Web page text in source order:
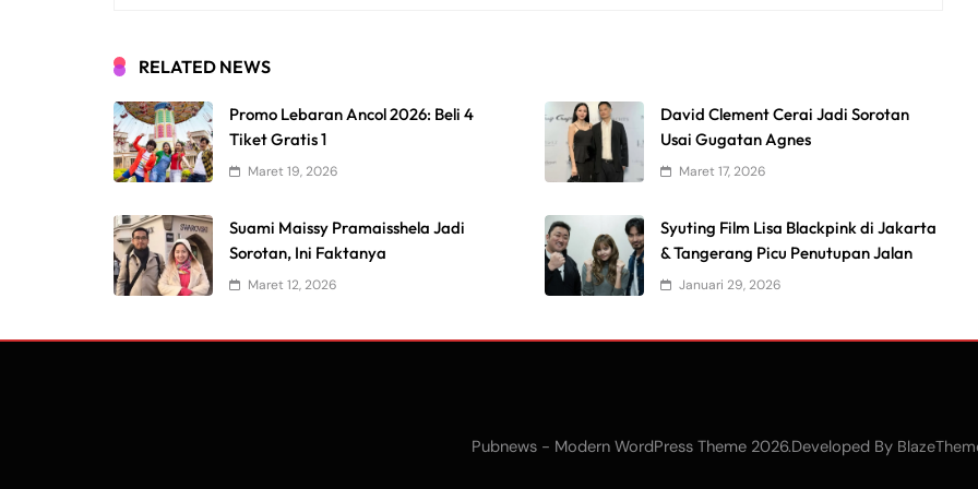
RELATED NEWS
Promo Lebaran Ancol 2026: Beli 4
Tiket Gratis 1
Maret 19, 2026
David Clement Cerai Jadi Sorotan
Usai Gugatan Agnes
Maret 17, 2026
Suami Maissy Pramaisshela Jadi
Sorotan, Ini Faktanya
Maret 12, 2026
Syuting Film Lisa Blackpink di Jakarta
& Tangerang Picu Penutupan Jalan
Januari 29, 2026
Pubnews - Modern WordPress Theme 2026.Developed By